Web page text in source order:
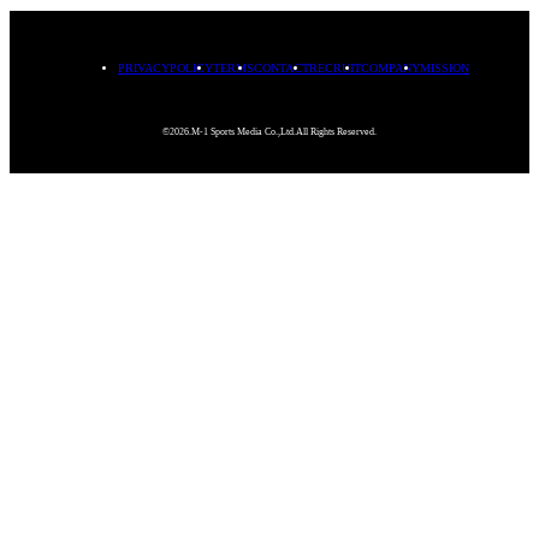
PRIVACYPOLICYTERMSCONTACTRECRUITCOMPANYMISSION
©2026.M-1 Sports Media Co.,Ltd.All Rights Reserved.